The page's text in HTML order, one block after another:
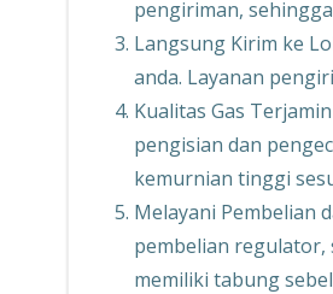
pengiriman,
Langsung Kirim ke
anda. Layanan
Kualitas Gas
pengisian dan
kemurnian tinggi
Melayani Pembelian
pembelian regulator,
memiliki tabung